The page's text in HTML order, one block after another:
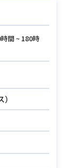
MWAA,
などのワ
タ分析の経
経験
的に業務を
ンができ
ュー等の
抗なくでき
時間 ~ 180時